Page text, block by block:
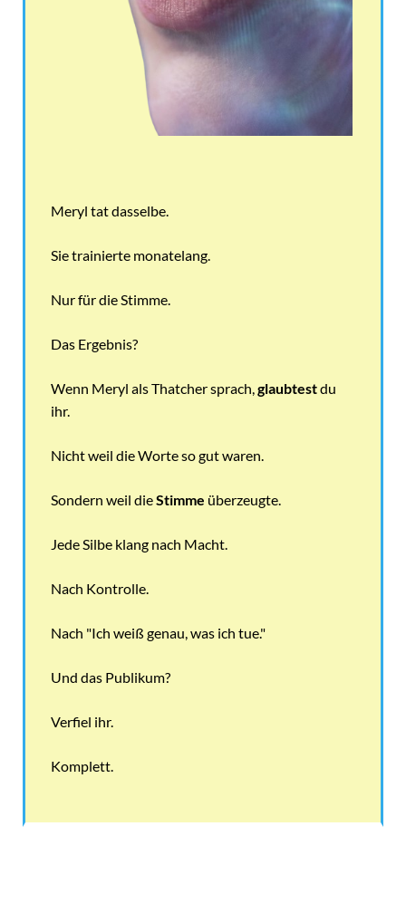
Meryl tat dasselbe.
Sie trainierte monatelang.
Nur für die Stimme.
Das Ergebnis?
Wenn Meryl als Thatcher sprach, glaubtestdu
ihr.
Nicht weil die Worte so gut waren.
Sondern weil dieStimme überzeugte.
Jede Silbe klang nach Macht.
Nach Kontrolle.
Nach "Ich weiß genau, was ich tue."
Und das Publikum?
Verfiel ihr.
Komplett.